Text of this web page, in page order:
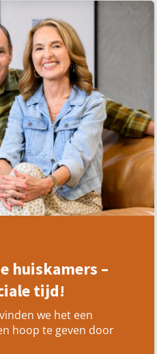
huiskamers –
tijd!
we het een
hoop te geven door